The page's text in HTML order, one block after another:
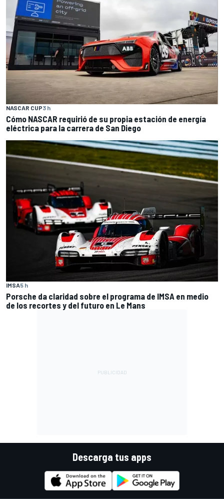
NASCAR CUP3 h
Cómo NASCAR requirió de su propia estación de energía
eléctrica para la carrera de San Diego
IMSA5 h
Porsche da claridad sobre el programa de IMSA en medio
de los recortes y del futuro en Le Mans
Descarga tus apps